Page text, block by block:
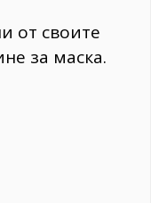
от своите
за маска.